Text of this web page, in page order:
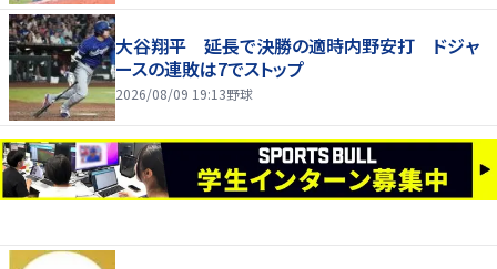
大谷翔平 延長で決勝の適時内野安打 ドジャ
ースの連敗は7でストップ
2026/08/09 19:13野球